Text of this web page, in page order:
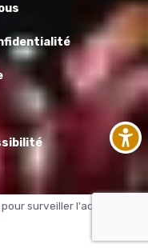
pour surveiller l'accessibilité